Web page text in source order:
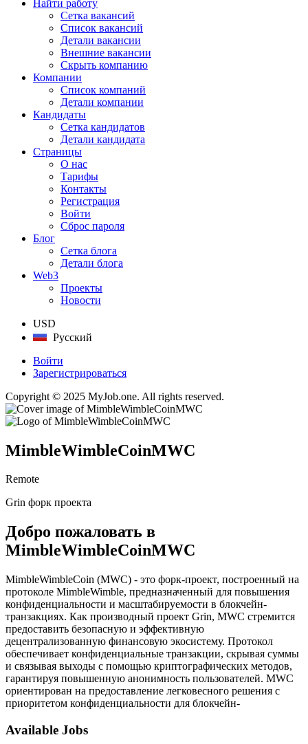
Найти работу
Сетка вакансий
Список вакансий
Детали вакансии
Внешние вакансии
Скрыть компанию
Компании
Список компаний
Детали компании
Кандидаты
Сетка кандидатов
Детали кандидата
Страницы
О нас
Тарифы
Контакты
Регистрация
Войти
Сброс пароля
Блог
Сетка блога
Детали блога
Web3
Проекты
Новости
USD
Русский
Войти
Зарегистрироваться
Copyright © 2025 MyJob.one. All rights reserved.
MimbleWimbleCoinMWC
Remote
Grin форк проекта
Добро пожаловать в
MimbleWimbleCoinMWC
MimbleWimbleCoin (MWC) - это форк-проект, построенный на
протоколе MimbleWimble, предназначенный для повышения
конфиденциальности и масштабируемости в блокчейн-
транзакциях. Как производный проект Grin, MWC стремится
предоставить безопасную и эффективную
децентрализованную финансовую экосистему. Протокол
обеспечивает конфиденциальные транзакции, скрывая суммы
и связывая выходы с помощью криптографических методов,
гарантируя повышенную анонимность пользователей. MWC
ориентирован на предоставление легковесного решения с
приоритетом конфиденциальности для блокчейн-
Available Jobs